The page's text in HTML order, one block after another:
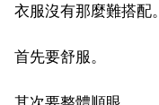
衣服沒有那麼難搭配。
首先要舒服。